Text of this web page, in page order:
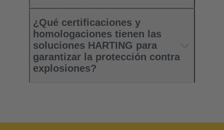
¿Qué certificaciones y
homologaciones tienen las
soluciones HARTING para
garantizar la protección contra
explosiones?